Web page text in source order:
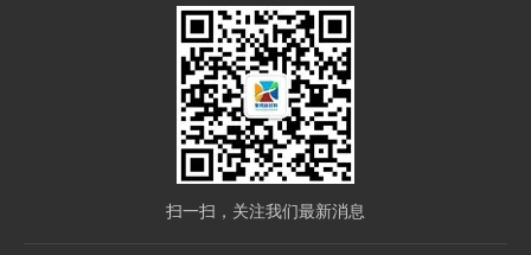
扫一扫，关注我们最新消息